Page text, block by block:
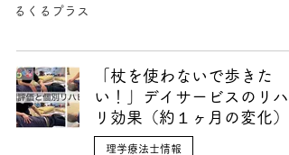
るくるプラス
「杖を使わないで歩きた
い！」デイサービスのリハ
リ効果（約１ヶ月の変化）
理学療法士情報